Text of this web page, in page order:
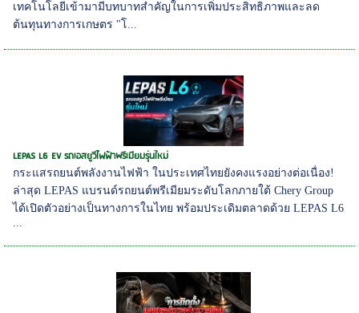
เทคโนโลยีเข้ามามีบทบาทสำคัญในการเพิ่มประสิทธิภาพและลด
ต้นทุนทางการเกษตร "โ...
LEPAS L6 EV รถเอสยูวีไฟฟ้าพรีเมียมรุ่นใหม่
กระแสรถยนต์พลังงานไฟฟ้า ในประเทศไทยยังคงแรงอย่างต่อเนื่อง!
ล่าสุด LEPAS แบรนด์รถยนต์พรีเมียมระดับโลกภายใต้ Chery Group
ได้เปิดตัวอย่างเป็นทางการในไทย พร้อมประเดิมตลาดด้วย LEPAS L6
...